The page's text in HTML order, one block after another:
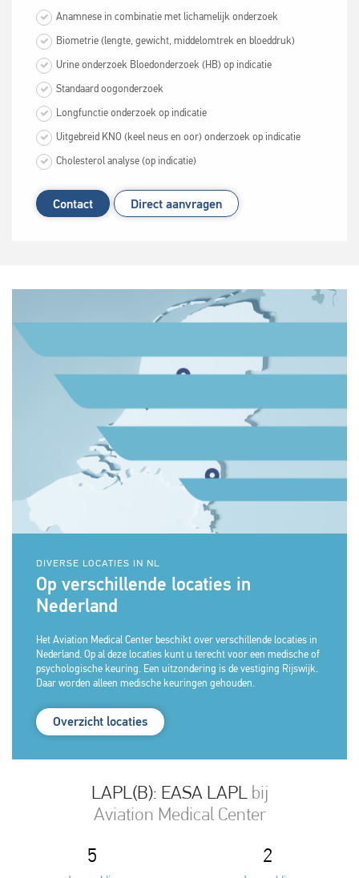
Zoeken naar
Anamnese in combinatie met lichamelijk onderzoek‎
Biometrie (lengte, gewicht, middelomtrek en bloeddruk)‎
‎Urine onderzoek Bloedonderzoek (HB) op indicatie
Standaard oogonderzoek
Longfunctie onderzoek op indicatie
Uitgebreid KNO (keel neus en oor) onderzoek op indicatie
Cholesterol analyse (op indicatie)
Contact Direct aanvragen
DIVERSE LOCATIES IN NL
Op verschillende locaties in
Nederland
Het Aviation Medical Center beschikt over verschillende locaties in
Nederland. Op al deze locaties kunt u terecht voor een medische of
psychologische keuring. Een uitzondering is de vestiging Rijswijk.
Daar worden alleen medische keuringen gehouden.
Overzicht locaties
LAPL(B): EASA LAPL bij
Aviation Medical Center
5 2